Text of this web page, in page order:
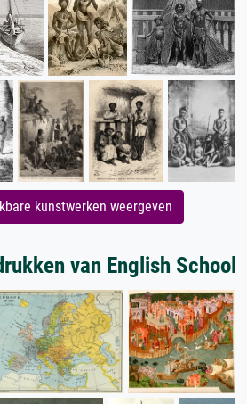
kunstwerken weergeven
van English School